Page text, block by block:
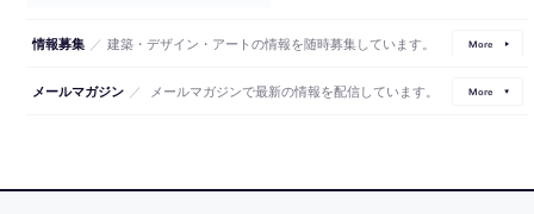
情報募集 ／ 建築・デザイン・アートの情報を随時募集しています。 More
メールマガジン ／ メールマガジンで最新の情報を配信しています。 More